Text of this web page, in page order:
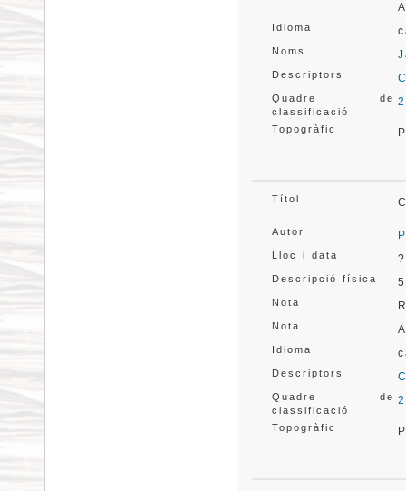
Idioma
Noms
Descriptors
Quadre de
classificació
Topogràfic
Títol
Autor
Lloc i data
Descripció física
Nota
Nota
Idioma
Descriptors
Quadre de
classificació
Topogràfic